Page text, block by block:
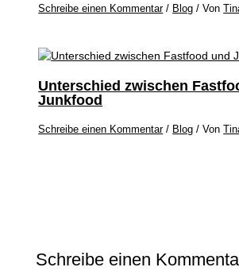
Schreibe einen Kommentar / Blog / Von
Unterschied zwischen
Junkfood
Schreibe einen Kommentar / Blog / Von
Schreibe einen